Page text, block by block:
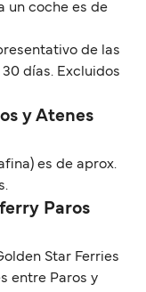
un coche es de
de las
días. Excluidos
y Atenes
es de aprox.
Paros
Star Ferries
entre Paros y